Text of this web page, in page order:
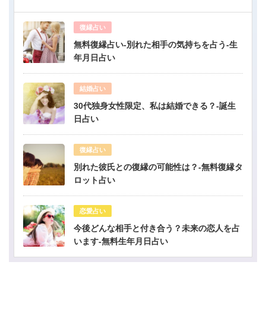
復縁占い
無料復縁占い-別れた相手の気持ちを占う-生
年月日占い
結婚占い
30代独身女性限定、私は結婚できる？-誕生
日占い
復縁占い
別れた彼氏との復縁の可能性は？-無料復縁タ
ロット占い
恋愛占い
今後どんな相手と付き合う？未来の恋人を占
います-無料生年月日占い